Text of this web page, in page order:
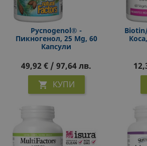
Pycnogenol® -
Пикногенол, 25 Mg, 60
Капсули
49,92 € / 97,64 лв.
 КУПИ